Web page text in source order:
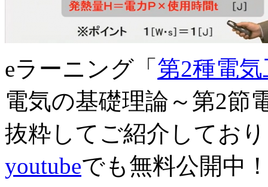
eラーニング「 第2種電
電気の基礎理論～第2節
抜粋してご紹介してお
youtubeでも無料公開中